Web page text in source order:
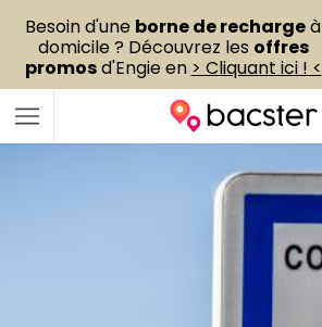
Besoin d'une borne de rechargeà
domicile ? Découvrez les offres
promosd'Engie en > Cliquant ici ! <